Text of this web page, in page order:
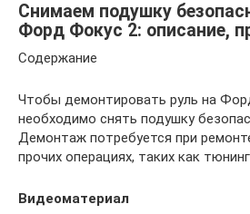
Снимаем подушку
Форд Фокус 2: описание,
Содержание
Чтобы демонтировать руль на
необходимо снять подушку
Демонтаж потребуется при
прочих операциях, таких как
Видеоматериал